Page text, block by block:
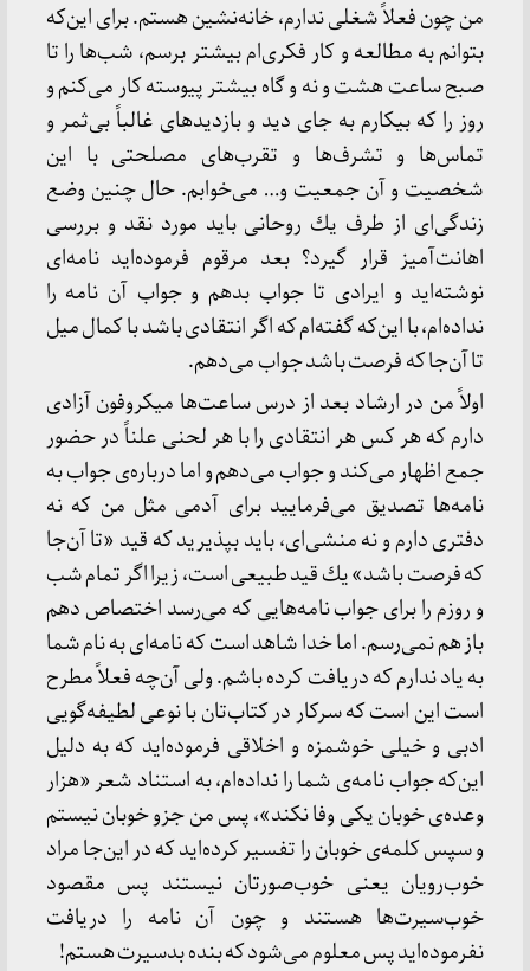
من چون فعلاً شغلی ندارم، خانه‌نشین هستم. برای این‌كه
بتوانم به مطالعه و كار فكری‌ام بیشتر برسم، شب‌ها را تا
صبح ساعت هشت و نه و گاه بیشتر پیوسته كار می‌كنم و
روز را كه بیكارم به جای دید و بازدیدهای غالباً بی‌ثمر و
تماس‌ها و تشرف‌ها و تقرب‌های مصلحتی با این
شخصیت و آن جمعیت و… می‌خوابم. حال چنین وضع
زندگی‌ای از طرف یك روحانی باید مورد نقد و بررسی
اهانت‌آمیز قرار گیرد؟ بعد مرقوم فرموده‌اید نامه‌ای
نوشته‌اید و ایرادی تا جواب بدهم و جواب آن نامه را
نداده‌ام، با این‌كه گفته‌ام كه اگر انتقادی باشد با كمال میل
تا آن‌جا كه فرصت باشد جواب می‌دهم.
اولاً من در ارشاد بعد از درس ساعت‌ها میكروفون آزادی
دارم كه هر كس هر انتقادی را با هر لحنی علناً در حضور
جمع اظهار می‌كند و جواب می‌دهم و اما درباره‌ی جواب به
نامه‌ها تصدیق می‌فرمایید برای آدمی مثل من كه نه
دفتری دارم و نه منشی‌ای، باید بپذیرید كه قید «تا آن‌جا
كه فرصت باشد» یك قید طبیعی است، زیرا اگر تمام شب
و روزم را برای جواب نامه‌هایی كه می‌رسد اختصاص دهم
باز هم نمی‌رسم. اما خدا شاهد است كه نامه‌ای به نام شما
به یاد ندارم كه دریافت كرده باشم. ولی آن‌چه فعلاً مطرح
است این است كه سركار در كتاب‌تان با نوعی لطیفه‌گویی
ادبی و خیلی خوشمزه و اخلاقی فرموده‌اید كه به دلیل
این‌كه جواب نامه‌ی شما را نداده‌ام، به استناد شعر «هزار
وعده‌ی خوبان یكی وفا نكند»، پس من جزو خوبان نیستم
و سپس كلمه‌ی خوبان را تفسیر كرده‌اید كه در این‌جا مراد
خوب‌رویان یعنی خوب‌صورتان نیستند پس مقصود
خوب‌سیرت‌ها هستند و چون آن نامه را دریافت
نفرموده‌اید پس معلوم می‌شود كه بنده بدسیرت هستم!